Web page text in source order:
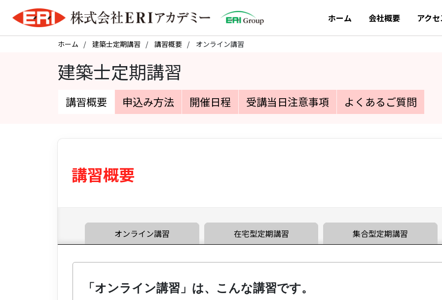
ホーム 会社概要 アク
ホーム 建築士定期講習 講習概要 オンライン講習
建築士定期講習
講習概要 申込み方法 開催日程 受講当日注意事項 よくあるご質問
講習概要
オンライン講習 在宅型定期講習 集合型定期講習
「オンライン講習」は、こんな講習です。